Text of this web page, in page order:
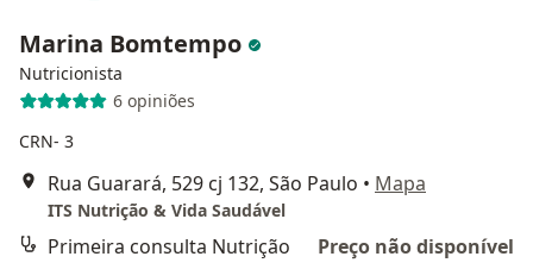
Marina Bomtempo
Nutricionista
6 opiniões
CRN- 3
Rua Guarará, 529 cj 132, São Paulo • Mapa
ITS Nutrição & Vida Saudável
Primeira consulta Nutrição
Preço não disponível